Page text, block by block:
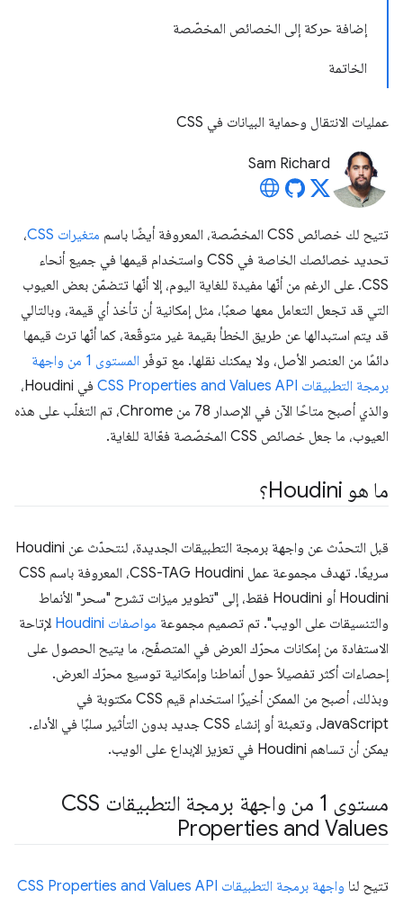
إضافة حركة إلى الخصائص المخصّصة
الخاتمة
عمليات الانتقال وحماية البيانات في CSS
Sam Richard
تتيح لك خصائص CSS المخصّصة، المعروفة أيضًا باسم متغيرات CSS
،
تحديد خصائصك الخاصة في CSS واستخدام قيمها في جميع أنحاء
CSS. على الرغم من أنّها مفيدة للغاية اليوم، إلا أنّها تتضمّن بعض العيوب
التي قد تجعل التعامل معها صعبًا، مثل إمكانية أن تأخذ أي قيمة، وبالتالي
قد يتم استبدالها عن طريق الخطأ بقيمة غير متوقّعة، كما أنّها ترث قيمها
دائمًا من العنصر الأصل، ولا يمكنك نقلها. مع توفّر
المستوى 1 من واجهة
برمجة التطبيقات CSS Properties and Values API
في Houdini،
والذي أصبح متاحًا الآن في الإصدار 78 من Chrome، تم التغلّب على هذه
العيوب، ما جعل خصائص CSS المخصّصة فعّالة للغاية.
ما هو Houdini؟
قبل التحدّث عن واجهة برمجة التطبيقات الجديدة، لنتحدّث عن Houdini
سريعًا. تهدف مجموعة عمل CSS-TAG Houdini، المعروفة باسم CSS
Houdini أو Houdini فقط، إلى "تطوير ميزات تشرح "سحر" الأنماط
والتنسيقات على الويب". تم تصميم مجموعة مواصفات Houdini
لإتاحة
الاستفادة من إمكانات محرّك العرض في المتصفّح، ما يتيح الحصول على
إحصاءات أكثر تفصيلاً حول أنماطنا وإمكانية توسيع محرّك العرض.
وبذلك، أصبح من الممكن أخيرًا استخدام قيم CSS مكتوبة في
JavaScript، وتعبئة أو إنشاء CSS جديد بدون التأثير سلبًا في الأداء.
يمكن أن تساهم Houdini في تعزيز الإبداع على الويب.
مستوى 1 من واجهة برمجة التطبيقات CSS
Properties and Values
تتيح لنا
واجهة برمجة التطبيقات CSS Properties and Values API